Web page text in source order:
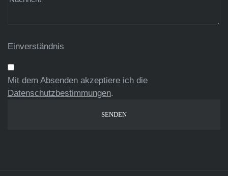
Einverständnis
Mit dem Absenden akzeptiere ich die
Datenschutzbestimmungen.